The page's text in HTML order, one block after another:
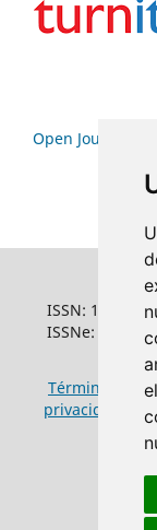
Open Journal
ISSN: 1022-
ISSNe: 1681-
Términos y
privacidad